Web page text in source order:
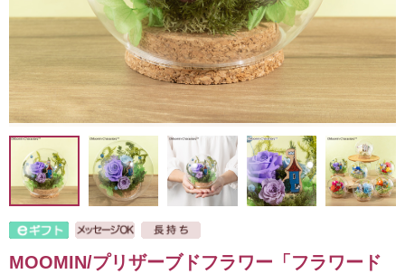
MOOMIN/プリザーブドフラワー「フラワード